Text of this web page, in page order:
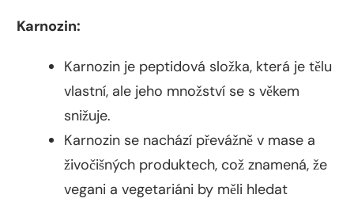
Karnozin:
Karnozin je peptidová složka, která je tělu
vlastní, ale jeho množství se s věkem
snižuje.
Karnozin se nachází převážně v mase a
živočišných produktech, což znamená, že
vegani a vegetariáni by měli hledat